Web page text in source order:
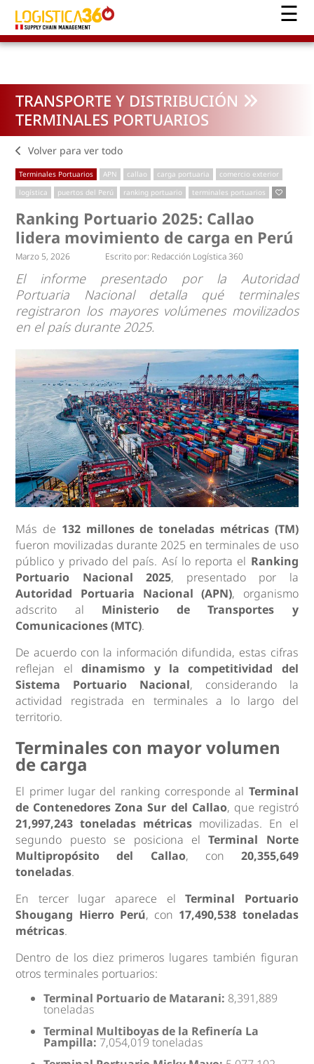
TRANSPORTE Y DISTRIBUCIÓN
TERMINALES PORTUARIOS
Volver para ver todo
Terminales Portuarios APN callao carga portuaria
comercio exterior
logística
puertos del Perú ranking portuario terminales portuarios
Ranking Portuario 2025: Callao
lidera movimiento de carga en Perú
Marzo 5, 2026 Escrito por: Redacción Logística 360
El informe presentado por la Autoridad
Portuaria Nacional detalla qué terminales
registraron los mayores volúmenes movilizados
en el país durante 2025.
Más de 132 millones de toneladas métricas (TM)
fueron movilizadas durante 2025 en terminales de uso
público y privado del país. Así lo reporta el Ranking
Portuario Nacional 2025, presentado por la
Autoridad Portuaria Nacional (APN), organismo
adscrito al Ministerio de Transportes y
Comunicaciones (MTC).
De acuerdo con la información difundida, estas cifras
reflejan eldinamismo y la competitividad del
Sistema Portuario Nacional, considerando la
actividad registrada en terminales a lo largo del
territorio.
Terminales con mayor volumen
de carga
El primer lugar del ranking corresponde al Terminal
de Contenedores Zona Sur del Callao, que registró
21,997,243 toneladas métricas movilizadas. En el
segundo puesto se posiciona elTerminal Norte
Multipropósito del Callao, con 20,355,649
toneladas.
En tercer lugar aparece elTerminal Portuario
Shougang Hierro Perú, con 17,490,538 toneladas
métricas.
Dentro de los diez primeros lugares también figuran
otros terminales portuarios:
Terminal Portuario de Matarani: 8,391,889
toneladas
Terminal Multiboyas de la Refinería La
Pampilla: 7,054,019 toneladas